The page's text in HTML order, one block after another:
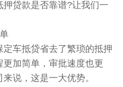
贷款是否靠谱?让我们一
车抵贷省去了繁琐的抵押
加简单，审批速度也更
说，这是一大优势。